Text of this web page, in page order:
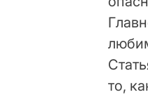
то,